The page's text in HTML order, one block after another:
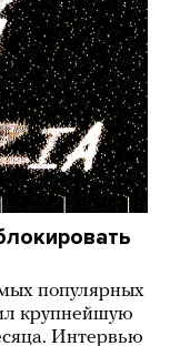
популярных
крупнейшую
Интервью